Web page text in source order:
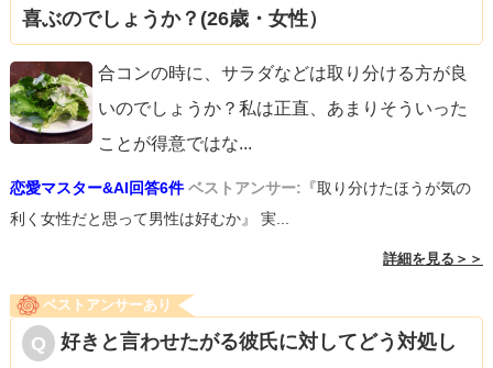
喜ぶのでしょうか？(26歳・女性）
合コンの時に、サラダなどは取り分ける方が良
いのでしょうか？私は正直、あまりそういった
ことが得意ではな...
恋愛マスター&AI回答6件 ベストアンサー: 『取り分けたほうが気の
利く女性だと思って男性は好むか』 実...
詳細を見る＞＞
ベストアンサーあり
好きと言わせたがる彼氏に対してどう対処し